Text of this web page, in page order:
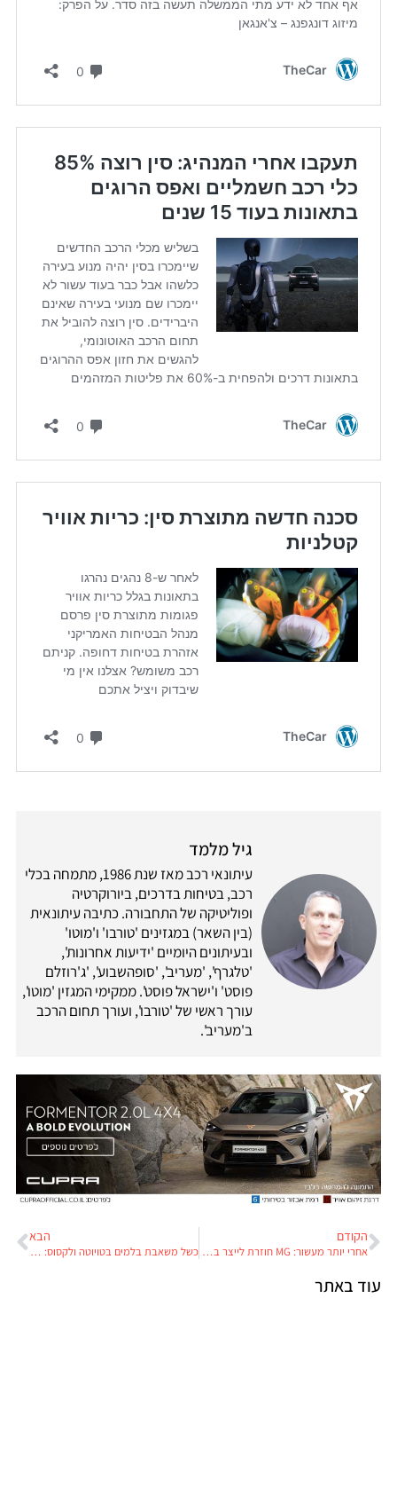
גיל מלמד
עיתונאי רכב מאז שנת 1986, מתמחה בכלי
רכב, בטיחות בדרכים, ביורוקרטיה
ופוליטיקה של התחבורה. כתיבה עיתונאית
(בין השאר) במגזינים 'טורבו' ו'מוטו'
ובעיתונים היומיים 'ידיעות אחרונות',
'טלגרף', 'מעריב', 'סופהשבוע', 'ג'רוזלם
פוסט' ו'ישראל פוסט'. ממקימי המגזין 'מוטו',
עורך ראשי של 'טורבו', ועורך תחום הרכב
ב'מעריב'.
הקודם
אחרי יותר מעשור: MG חוזרת לייצר באירופה, אבל לא בבריטניה
הבא
כשל משאבת בלמים בטויוטה ולקסוס: בחו"ל מקבלים תיקון בחינם, בישראל משלמים 7,500 שקלים
עוד באתר